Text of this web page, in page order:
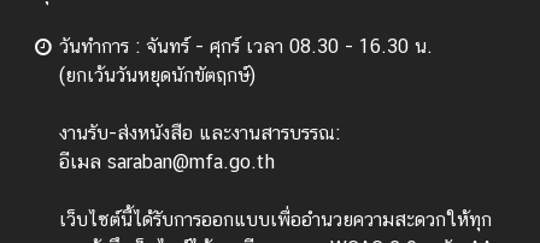
วันทำการ : จันทร์ - ศุกร์ เวลา 08.30 - 16.30 น.
(ยกเว้นวันหยุดนักขัตฤกษ์)
งานรับ-ส่งหนังสือ และงานสารบรรณ:
อีเมล saraban@mfa.go.th
เว็บไซต์นี้ได้รับการออกแบบเพื่ออำนวยความสะดวกให้ทุก